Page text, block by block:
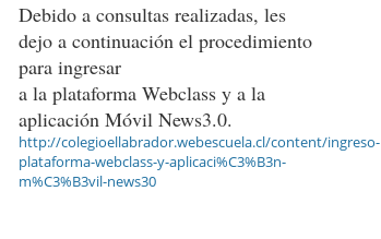
Debido a consultas realizadas, les
dejo a continuación el procedimiento
para ingresar
a la plataforma Webclass y a la
aplicación Móvil News3.0.
http://colegioellabrador.webescuela.cl/content/ingreso-
plataforma-webclass-y-aplicaci%C3%B3n-
m%C3%B3vil-news30